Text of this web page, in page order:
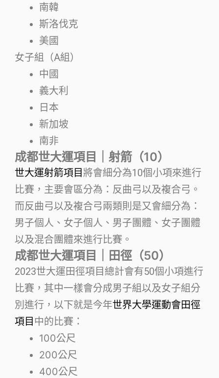
南韓
斯洛伐克
美國
女子組（A組）
中國
義大利
日本
新加坡
南非
成都世大運項目｜射箭（10）
世大運射箭項目將會細分為10個小項來進行
比賽，主要會區分為：反曲弓以及複合弓。
而反曲弓以及複合弓兩類則是又會細分為：
男子個人、女子個人、男子團體、女子團體
以及混合團體來進行比賽。
成都世大運項目｜田徑（50）
2023世大運田徑項目總計會有50個小項進行
比賽，其中一樣會分成男子組以及女子組分
別進行，以下就是今年世界大學運動會田徑
項目 中的比賽：
100公尺
200公尺
400公尺